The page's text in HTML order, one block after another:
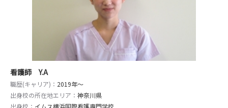
看護師 Y.A
職歴(キャリア)： 2019年〜
出身校の所在地エリア： 神奈川県
出身校： イムス横浜国際看護専門学校